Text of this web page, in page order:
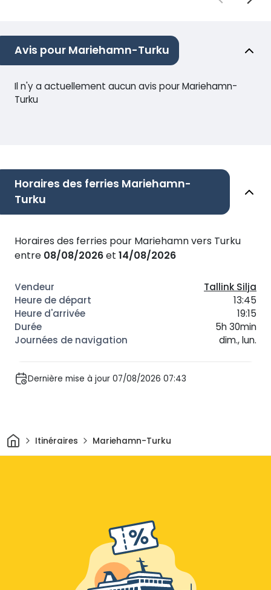
Avis pour Mariehamn-Turku
Il n'y a actuellement aucun avis pour Mariehamn-
Turku
Horaires des ferries Mariehamn-
Turku
Horaires des ferries pour Mariehamn vers Turku
entre 08/08/2026et 14/08/2026
Tallink Silja
13:45
19:15
5h 30min
dim., lun.
Dernière mise à jour 07/08/2026 07:43
Maison
Itinéraires Mariehamn-Turku